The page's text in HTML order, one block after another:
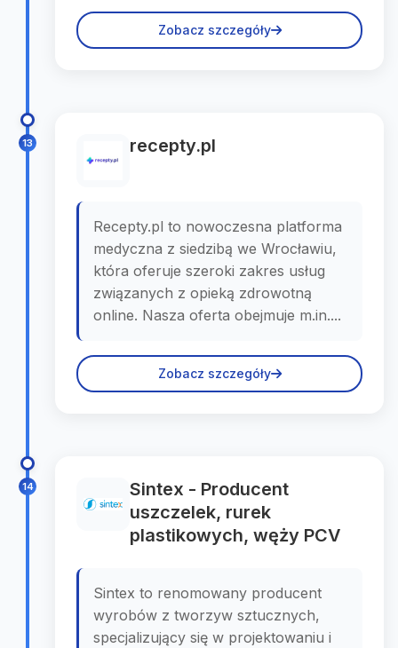
Zobacz szczegóły
13 recepty.pl
Recepty.pl to nowoczesna platforma
medyczna z siedzibą we Wrocławiu,
która oferuje szeroki zakres usług
związanych z opieką zdrowotną
online. Nasza oferta obejmuje m.in....
Zobacz szczegóły
14
Sintex - Producent
uszczelek, rurek
plastikowych, węży PCV
Sintex to renomowany producent
wyrobów z tworzyw sztucznych,
specjalizujący się w projektowaniu i